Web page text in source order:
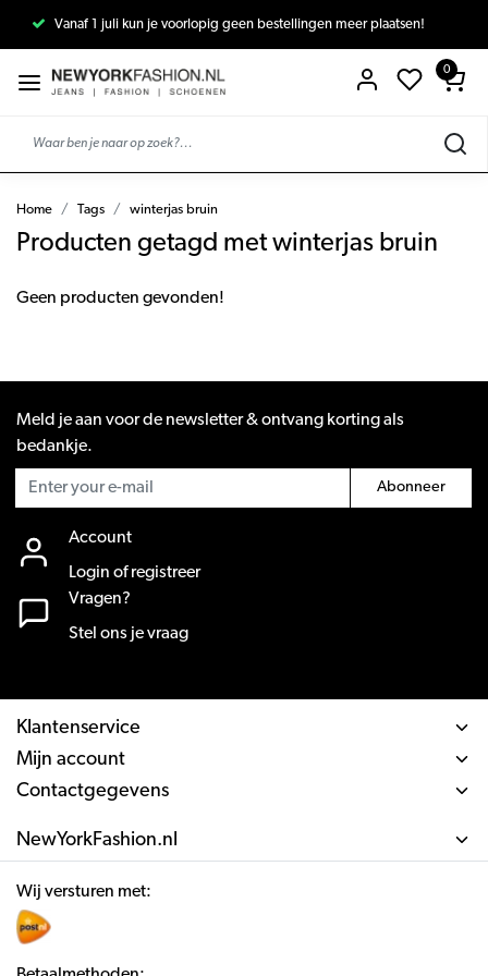
Vanaf 1 juli kun je voorlopig geen bestellingen meer plaatsen!
0
Home Tags winterjas bruin
Producten getagd met winterjas bruin
Geen producten gevonden!
Meld je aan voor de newsletter & ontvang korting als
bedankje.
Abonneer
Account
Login of registreer
Vragen?
Stel ons je vraag
Klantenservice
Mijn account
Contactgegevens
NewYorkFashion.nl
Wij versturen met: